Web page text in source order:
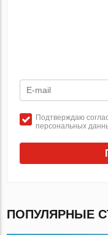
Подтверждаю
персональных
ПОПУЛЯРНЫЕ